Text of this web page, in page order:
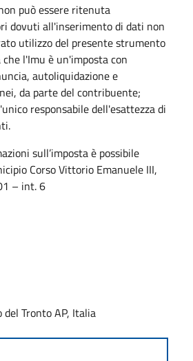
può essere ritenuta
dovuti all'inserimento di dati non
utilizzo del presente strumento
l'Imu è un'imposta con
autoliquidazione e
da parte del contribuente;
responsabile dell'esattezza di
sull’imposta è possibile
Corso Vittorio Emanuele III,
– int. 6
Tronto AP, Italia